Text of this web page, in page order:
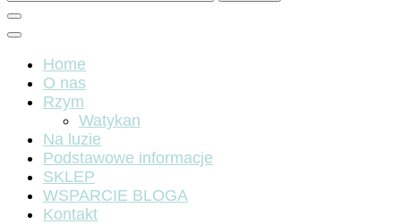
Home
O nas
Rzym
Watykan
Na luzie
Podstawowe informacje
SKLEP
WSPARCIE BLOGA
Kontakt